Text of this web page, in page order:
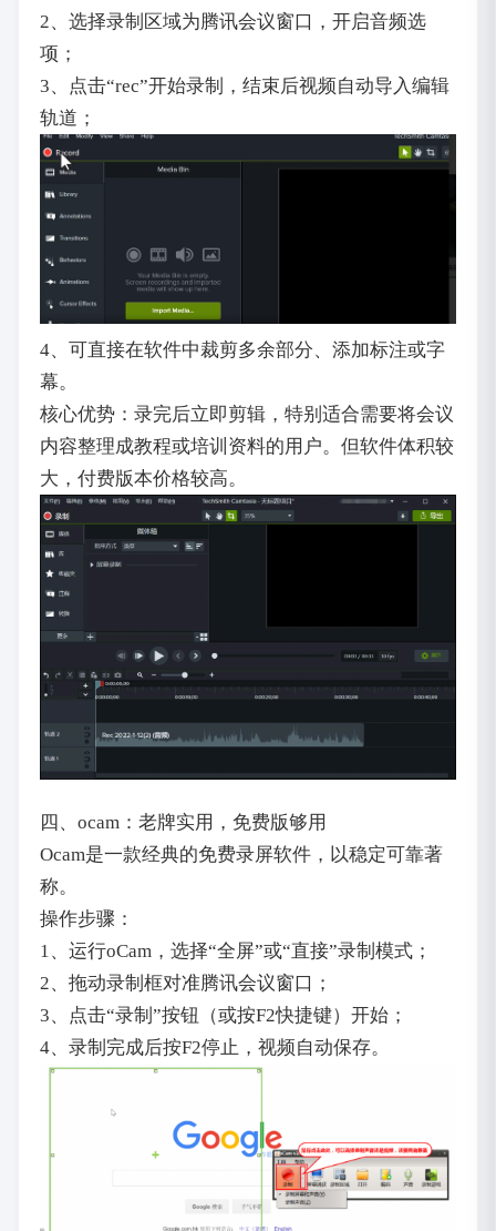
2、选择录制区域为腾讯会议窗口，开启音频选
项；
3、点击“rec”开始录制，结束后视频自动导入编辑
轨道；
4、可直接在软件中裁剪多余部分、添加标注或字
幕。
核心优势：录完后立即剪辑，特别适合需要将会议
内容整理成教程或培训资料的用户。但软件体积较
大，付费版本价格较高。
四、ocam：老牌实用，免费版够用
Ocam是一款经典的免费录屏软件，以稳定可靠著
称。
操作步骤：
1、运行oCam，选择“全屏”或“直接”录制模式；
2、拖动录制框对准腾讯会议窗口；
3、点击“录制”按钮（或按F2快捷键）开始；
4、录制完成后按F2停止，视频自动保存。